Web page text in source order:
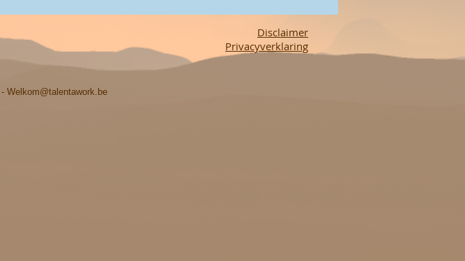
Disclaimer
Privacyverklaring
Welkom@talentawork.be